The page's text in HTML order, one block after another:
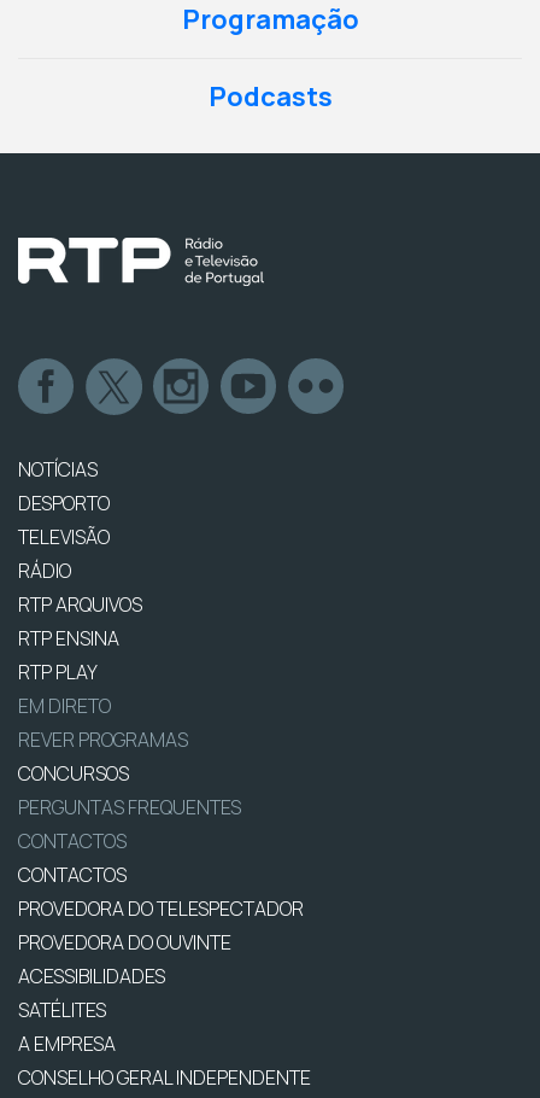
Programação
Podcasts
NOTÍCIAS
DESPORTO
TELEVISÃO
RÁDIO
RTP ARQUIVOS
RTP ENSINA
RTP PLAY
EM DIRETO
REVER PROGRAMAS
CONCURSOS
PERGUNTAS FREQUENTES
CONTACTOS
CONTACTOS
PROVEDORA DO TELESPECTADOR
PROVEDORA DO OUVINTE
ACESSIBILIDADES
SATÉLITES
A EMPRESA
CONSELHO GERAL INDEPENDENTE